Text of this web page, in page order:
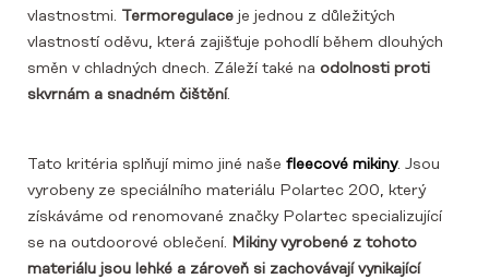
vlastnostmi. Termoregulace je jednou z důležitých
vlastností oděvu, která zajišťuje pohodlí během dlouhých
směn v chladných dnech. Záleží také na odolnosti proti
skvrnám a snadném čištění.
Tato kritéria splňují mimo jiné naše fleecové mikiny. Jsou
vyrobeny ze speciálního materiálu Polartec 200, který
získáváme od renomované značky Polartec specializující
se na outdoorové oblečení. Mikiny vyrobené z tohoto
materiálu jsou lehké a zároveň si zachovávají vynikající